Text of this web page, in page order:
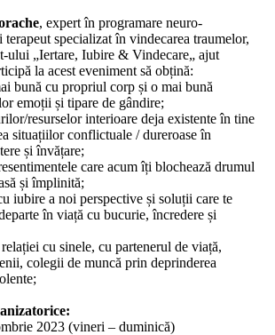
, expert în programare neuro-
specializat în vindecarea traumelor,
ului „Iertare, Iubire & Vindecare„ ajut
la acest eveniment să obțină:
bună cu propriul corp și o mai bună
emoții și tipare de gândire;
resurselor interioare deja existente în tine
situațiilor conflictuale / dureroase în
și învățare;
care acum îți blochează drumul
și împlinită;
iubire a noi perspective și soluții care te
în viață cu bucurie, încredere și
cu sinele, cu partenerul de viață,
colegii de muncă prin deprinderea
2023 (vineri – duminică)